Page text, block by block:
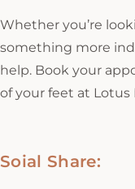
Whether you’re
something more
help. Book your
of your feet at Lotus
Soial Share: